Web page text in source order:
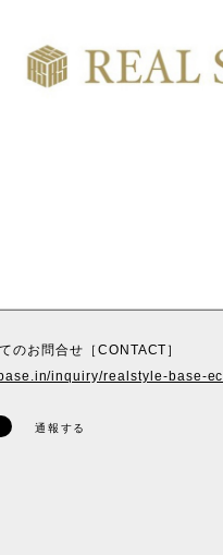
のお問合せ［CONTACT］
inquiry/realstyle-base-ec
通報する